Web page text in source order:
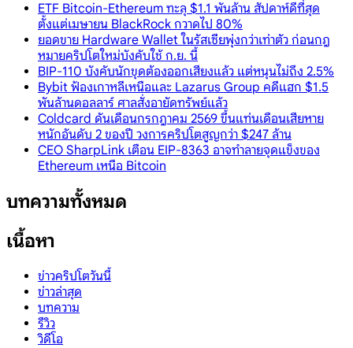
ETF Bitcoin-Ethereum ทะลุ $1.1 พันล้าน สัปดาห์ดีที่สุด
ตั้งแต่เมษายน BlackRock กวาดไป 80%
ยอดขาย Hardware Wallet ในรัสเซียพุ่งกว่าเท่าตัว ก่อนกฎ
หมายคริปโตใหม่บังคับใช้ ก.ย. นี้
BIP-110 บังคับนักขุดต้องออกเสียงแล้ว แต่หนุนไม่ถึง 2.5%
Bybit ฟ้องเกาหลีเหนือและ Lazarus Group คดีแฮก $1.5
พันล้านดอลลาร์ ศาลสั่งอายัดทรัพย์แล้ว
Coldcard ดันเดือนกรกฎาคม 2569 ขึ้นแท่นเดือนเสียหาย
หนักอันดับ 2 ของปี วงการคริปโตสูญกว่า $247 ล้าน
CEO SharpLink เตือน EIP-8363 อาจทำลายจุดแข็งของ
Ethereum เหนือ Bitcoin
บทความทั้งหมด
เนื้อหา
ข่าวคริปโตวันนี้
ข่าวล่าสุด
บทความ
รีวิว
วิดีโอ